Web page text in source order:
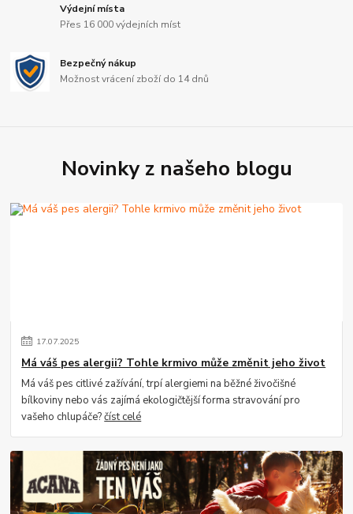
Výdejní místa
Přes 16 000 výdejních míst
Bezpečný nákup
Možnost vrácení zboží do 14 dnů
Novinky z našeho blogu
17.07.2025
Má váš pes alergii? Tohle krmivo může změnit jeho život
Má váš pes citlivé zažívání, trpí alergiemi na běžné živočišné
bílkoviny nebo vás zajímá ekologičtější forma stravování pro
vašeho chlupáče?číst celé